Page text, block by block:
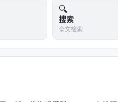
CTO 承认基于开源权重微调
🔍
搜索
全文检索